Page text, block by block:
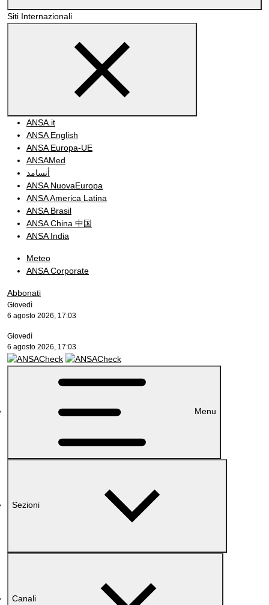
Siti Internazionali
ANSA.it
ANSA English
ANSA Europa-UE
ANSAMed
أنسامد
ANSA NuovaEuropa
ANSA America Latina
ANSA Brasil
ANSA China 中国
ANSA India
Meteo
ANSA Corporate
Abbonati
Giovedì
6 agosto 2026, 17:03
Giovedì
6 agosto 2026, 17:03
Menu
Sezioni
Canali